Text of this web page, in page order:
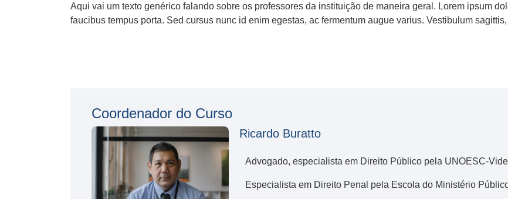
Aqui vai um texto genérico falando sobre os professores da instituição de maneira geral. Lorem ipsum
faucibus tempus porta. Sed cursus nunc id enim egestas, ac fermentum augue varius. Vestibulum
Coordenador do Curso
Ricardo Buratto
Advogado, especialista em Direito Público pela UNOESC-
Especialista em Direito Penal pela Escola do Ministério